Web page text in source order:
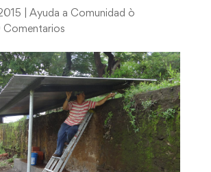
Ayuda a Comunidad ò
Comentarios